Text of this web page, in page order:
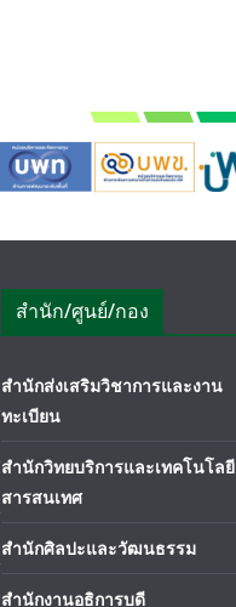
สำนัก/ศูนย์/กอง
สำนักส่งเสริมวิชาการและงาน
ทะเบียน
สำนักวิทยบริการและเทคโนโลยี
สารสนเทศ
สำนักศิลปะและวัฒนธรรม
สำนักงานอธิการบดี